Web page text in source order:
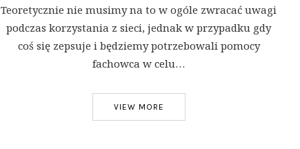
Teoretycznie nie musimy na to w ogóle zwracać uwagi
podczas korzystania z sieci, jednak w przypadku gdy
coś się zepsuje i będziemy potrzebowali pomocy
fachowca w celu…
VIEW MORE